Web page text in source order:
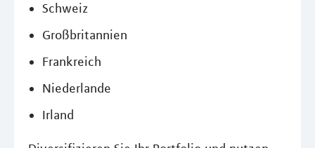
Schweiz
Großbritannien
Frankreich
Niederlande
Irland